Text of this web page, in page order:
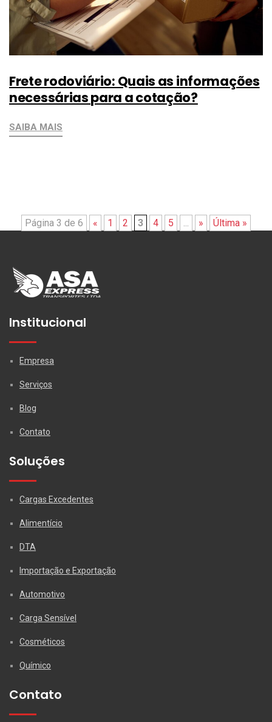
Frete rodoviário: Quais as informações
necessárias para a cotação?
SAIBA MAIS
Página 3 de 6 « 1 2 3 4 5 ... » Última »
Institucional
Empresa
Serviços
Blog
Contato
Soluções
Cargas Excedentes
Alimentício
DTA
Importação e Exportação
Automotivo
Carga Sensível
Cosméticos
Químico
Contato